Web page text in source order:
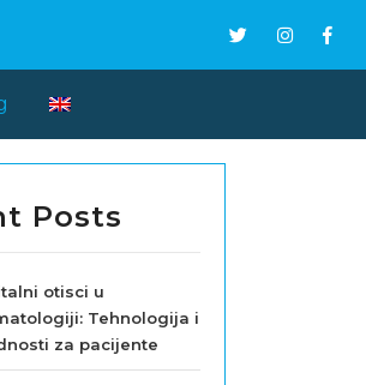
Posts
otisci u
Tehnologija i
za pacijente